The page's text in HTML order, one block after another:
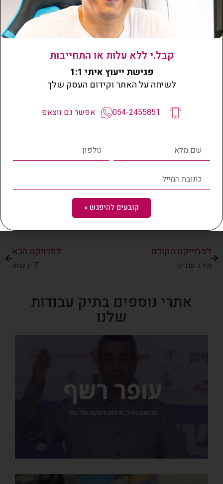
עמוד פנימי
לפרוייקט הקודם
מירב שביט
לפרויקט הבא
7 יבשות
אתרי נוספים בתיק עבודות
שלנו
קבל.י ללא עלות או התחייבות
פגישת ייעוץ איתי 1:1
לשיחה על האתר וקידום העסק שלך
אפשר גם ווצאפ
קובעים להיפגש »